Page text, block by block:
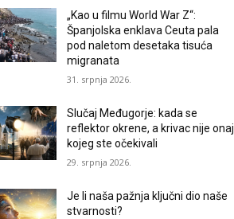
„Kao u filmu World War Z“:
Španjolska enklava Ceuta pala
pod naletom desetaka tisuća
migranata
31. srpnja 2026.
Slučaj Međugorje: kada se
reflektor okrene, a krivac nije onaj
kojeg ste očekivali
29. srpnja 2026.
Je li naša pažnja ključni dio naše
stvarnosti?